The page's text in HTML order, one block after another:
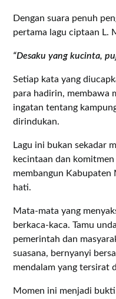
Dengan suara penuh
pertama lagu ciptaan L.
“Desaku yang kucinta,
Setiap kata yang
para hadirin, membawa
ingatan tentang
dirindukan.
Lagu ini bukan sekadar
kecintaan dan
membangun Kabupaten
hati.
Mata-mata yang
berkaca-kaca. Tamu
pemerintah dan
suasana, bernyanyi
mendalam yang tersirat
Momen ini menjadi